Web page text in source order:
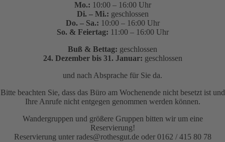
Mo.: 10:00 – 16:00 Uhr
Di. – Mi.: geschlossen
Do. – Sa.: 10:00 – 16:00 Uhr
So. & Feiertag: 11:00 – 16:00 Uhr
Buß & Bettag: geschlossen
24. Dezember bis 31. Januar: geschlossen
und nach Absprache für Sie da.
Bitte beachten Sie, dass das Büro am Wochenende nicht besetzt ist und
Ihre Anrufe nicht entgegen genommen werden können.
Wandergruppen und größere Gruppen bitten wir um eine
Reservierung!
Reservierung unter rades@rothesgut.de oder 0162 / 415 80 78